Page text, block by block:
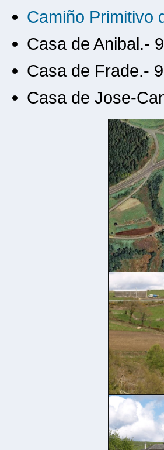
Camiño Primitivo
Casa de Anibal.-
Casa de Frade.-
Casa de Jose-